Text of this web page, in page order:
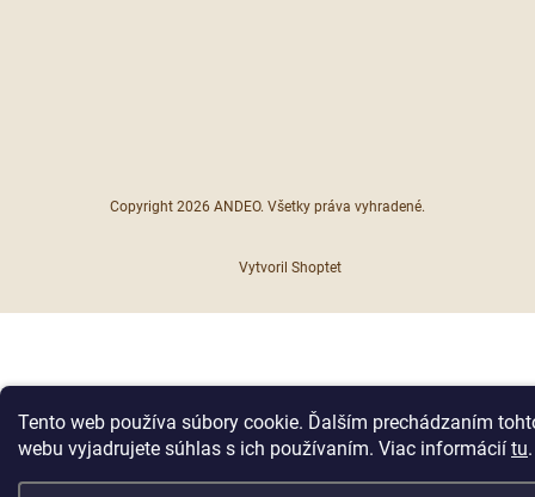
Tento web používa súbory cookie. Ďalším prechádzaním
webu vyjadrujete súhlas s ich používaním. Viac informácií tu.
Vytvoril Shoptet
Copyright 2026 ANDEO. Všetky práva vyhradené.